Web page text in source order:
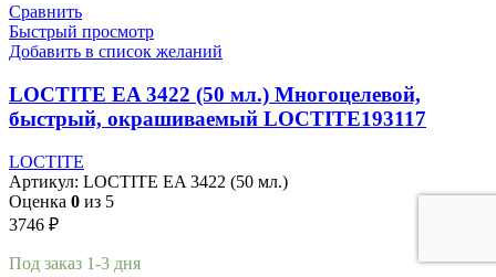
Сравнить
Быстрый просмотр
Добавить в список желаний
LOCTITE EA 3422 (50 мл.) Многоцелевой,
быстрый, окрашиваемый LOCTITE193117
LOCTITE
Артикул: LOCTITE EA 3422 (50 мл.)
Оценка 0 из 5
3746 ₽
Под заказ 1-3 дня